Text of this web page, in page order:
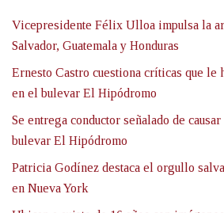
Vicepresidente Félix Ulloa impulsa la
Salvador, Guatemala y Honduras
Ernesto Castro cuestiona críticas que le
en el bulevar El Hipódromo
Se entrega conductor señalado de
bulevar El Hipódromo
Patricia Godínez destaca el orgullo
en Nueva York